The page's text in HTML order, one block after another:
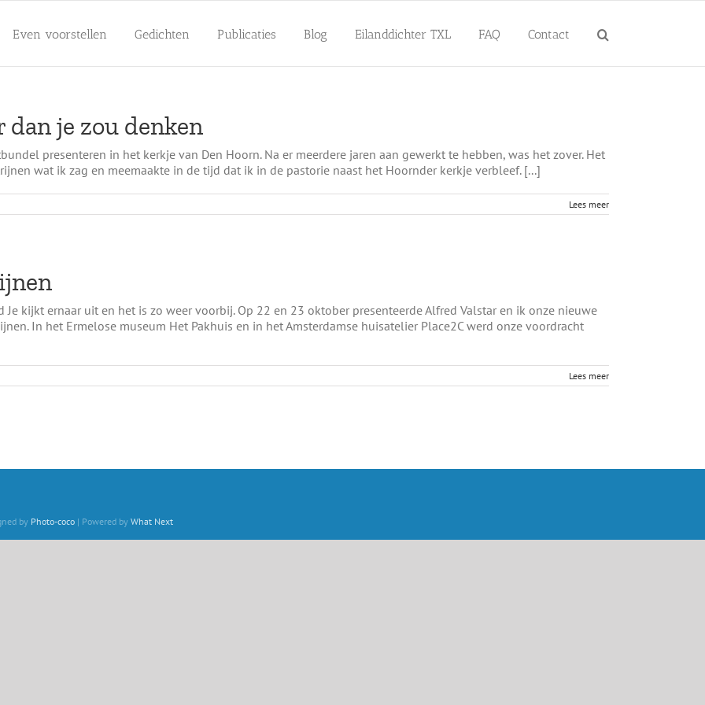
Even voorstellen Gedichten Publicaties Blog Eilanddichter TXL FAQ Contact
je zou denken
presenteren in het kerkje van Den Hoorn. Na er meerdere jaren aan gewerkt te hebben, was het zover. Het
wat ik zag en meemaakte in de tijd dat ik in de pastorie naast het Hoornder kerkje verbleef. [...]
Lees meer
Je kijkt ernaar uit en het is zo weer voorbij. Op 22 en 23 oktober presenteerde Alfred Valstar en ik onze nieuwe
In het Ermelose museum Het Pakhuis en in het Amsterdamse huisatelier Place2C werd onze voordracht
Lees meer
by Photo-coco | Powered by What Next